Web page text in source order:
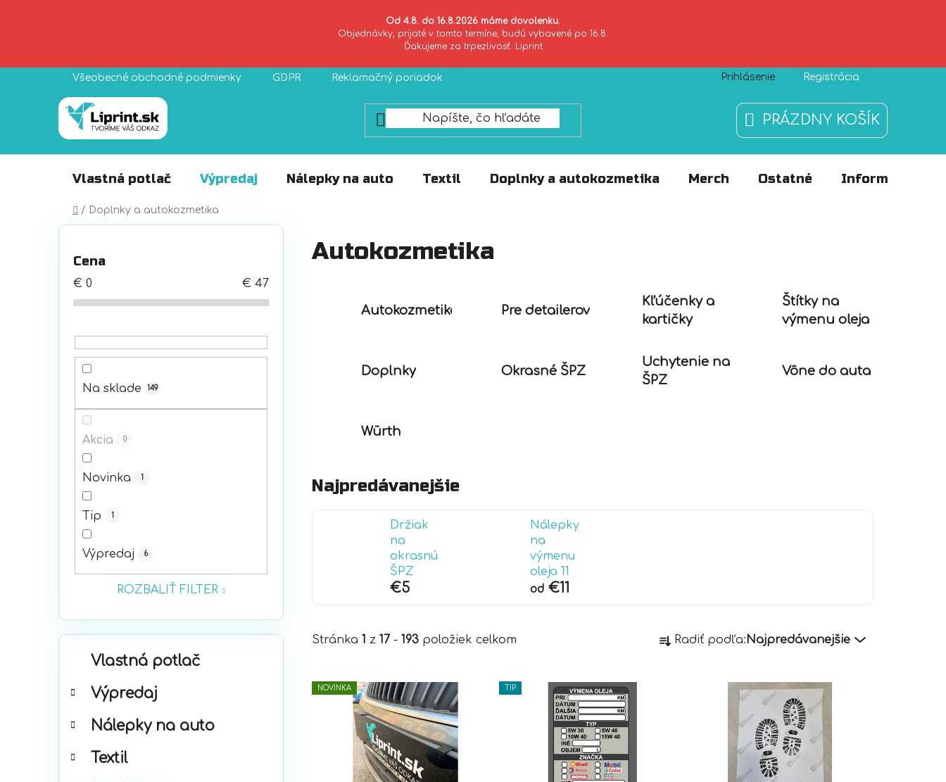
Od 4.8. do 16.8.2026 máme dovolenku.
Objednávky, prijaté v tomto termíne, budú vybavené po 16.8.
Ďakujeme za trpezlivosť. Liprint
Všeobecné obchodné podmienky GDPR Reklamačný poriadok Zásady používania súborov cookies O nás
Prihlásenie Registrácia
NÁKUPNÝ
KOŠÍK
PRÁZDNY KOŠÍK
Vlastná potlač Výpredaj Nálepky na auto Textil Doplnky a autokozmetika Merch Ostatné Informácie
Domov
/ Doplnky a autokozmetika
B
Cena
€ 0 € 47
Na sklade 149
Akcia 0
Novinka 1
Tip 1
Výpredaj 6
ROZBALIŤ FILTER
Preskočiť
kategórie
e
ó
i
Vlastná potlač
Výpredaj
Nálepky na auto
Textil
Autokozmetika
Autokozmetika Pre detailerov
Kľúčenky a
kartičky
Štítky na
výmenu oleja
Doplnky Okrasné ŠPZ
Uchytenie na
ŠPZ
Vône do auta
Würth
Najpredávanejšie
Držiak
na
okrasnú
ŠPZ
€5
Nálepky
na
výmenu
oleja 11
od €11
Stránka 1 z 17 - 193 položiek celkom
a Radiť podľa:Najpredávanejšie
V
ý
NOVINKA TIP